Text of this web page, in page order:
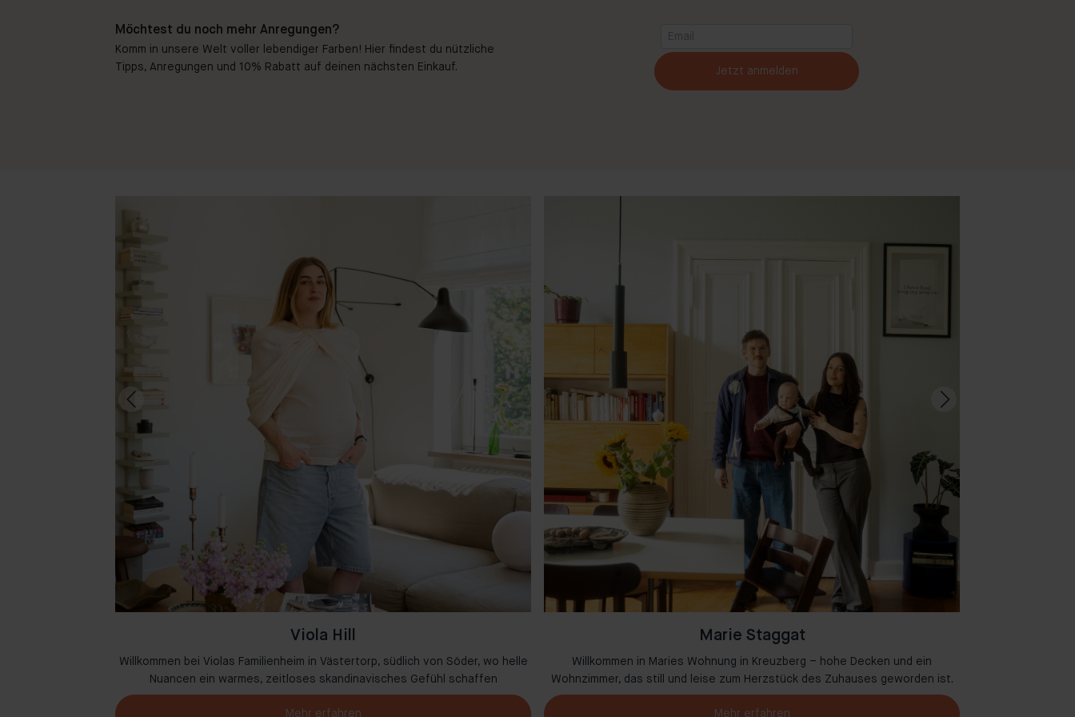
Möchtest du noch mehr Anregungen?
Komm in unsere Welt voller lebendiger Farben! Hier findest du nützliche
Tipps, Anregungen und 10% Rabatt auf deinen nächsten Einkauf.
Jetzt anmelden
Viola Hill
Willkommen bei Violas Familienheim in Västertorp, südlich von Söder, wo helle
Nuancen ein warmes, zeitloses skandinavisches Gefühl schaffen
Mehr erfahren
Marie Staggat
Willkommen in Maries Wohnung in Kreuzberg – hohe Decken und ein
Wohnzimmer, das still und leise zum Herzstück des Zuhauses geworden ist.
Mehr erfahren